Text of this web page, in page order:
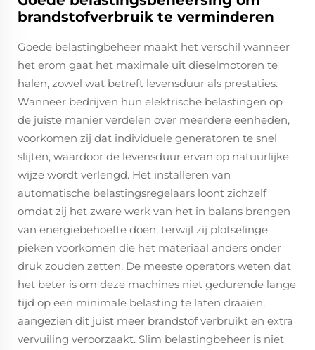
brandstofverbruik te verminderen
Goede belastingbeheer maakt het verschil wanneer
het erom gaat het maximale uit dieselmotoren te
halen, zowel wat betreft levensduur als prestaties.
Wanneer bedrijven hun elektrische belastingen op
de juiste manier verdelen over meerdere eenheden,
voorkomen zij dat individuele generatoren te snel
slijten, waardoor de levensduur ervan op natuurlijke
wijze wordt verlengd. Het installeren van
automatische belastingsregelaars loont zichzelf
omdat zij het zware werk van het in balans brengen
van energiebehoefte doen, terwijl zij plotselinge
pieken voorkomen die het materiaal anders onder
druk zouden zetten. De meeste operators weten dat
het beter is om deze machines niet gedurende lange
tijd op een minimale belasting te laten draaien,
aangezien dit juist meer brandstof verbruikt en extra
vervuiling veroorzaakt. Slim belastingbeheer is niet